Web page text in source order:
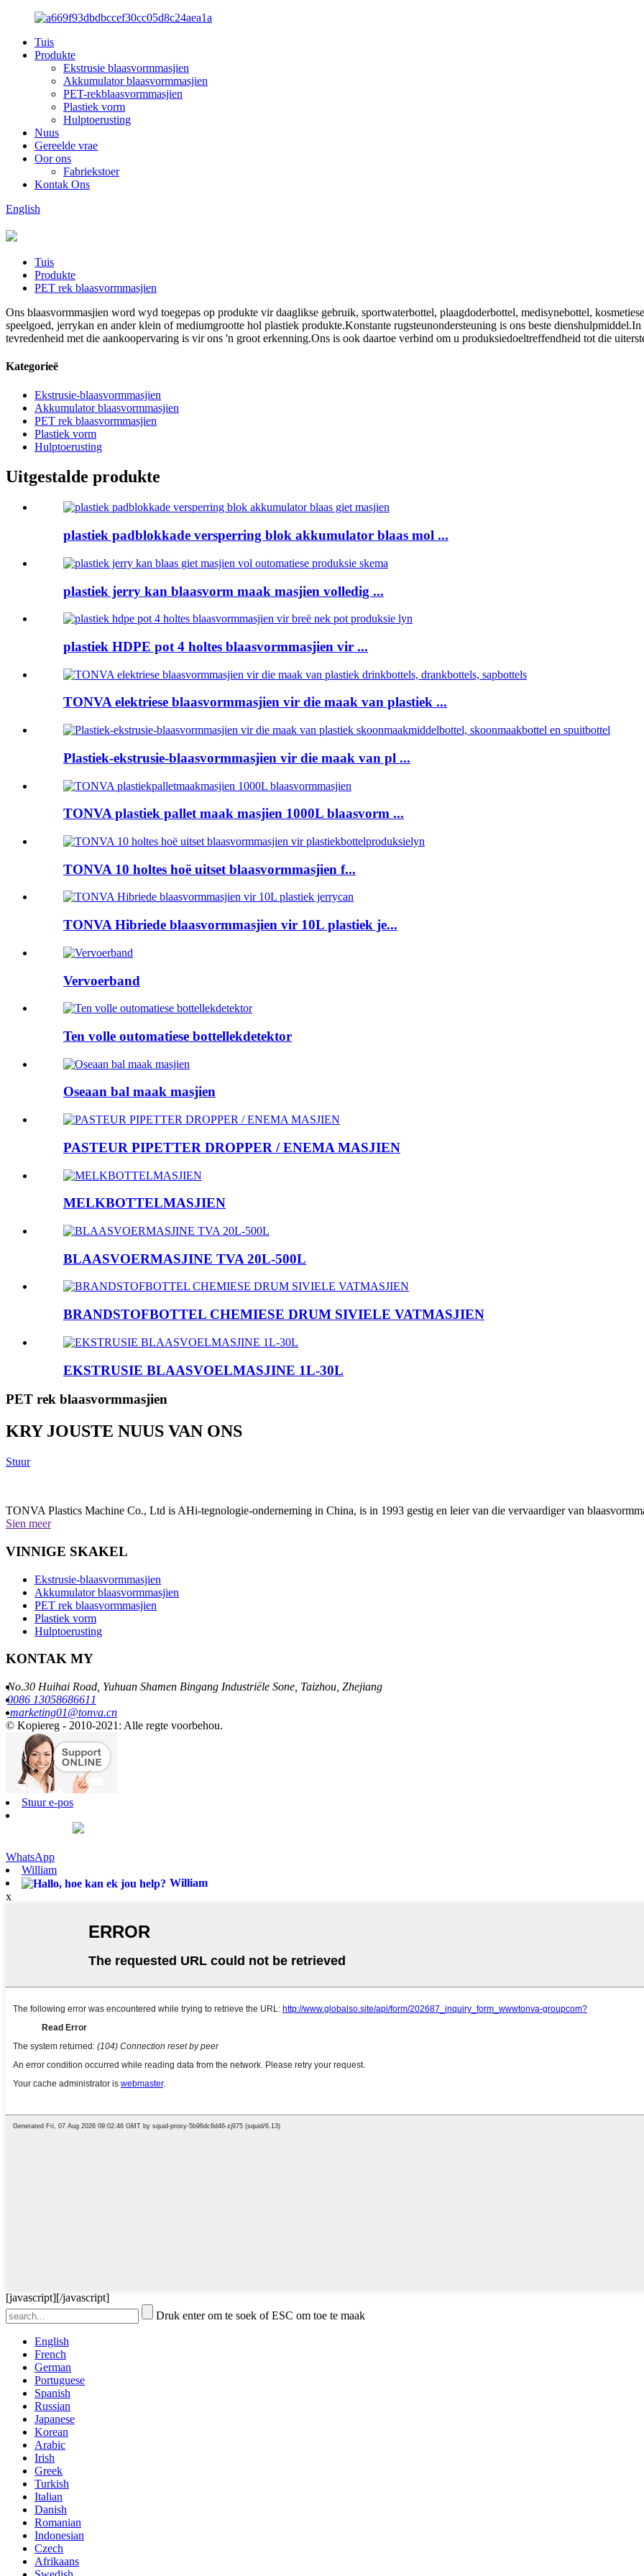
Tuis
Produkte
Ekstrusie blaasvormmasjien
Akkumulator blaasvormmasjien
PET-rekblaasvormmasjien
Plastiek vorm
Hulptoerusting
Nuus
Gereelde vrae
Oor ons
Fabriekstoer
Kontak Ons
English
Tuis
Produkte
PET rek blaasvormmasjien
Ons blaasvormmasjien word wyd toegepas op produkte vir daaglikse gebruik, sportwaterbottel, plaagdoderbottel, medisynebottel,
speelgoed, jerrykan en ander klein of mediumgrootte hol plastiek produkte.Konstante rugsteunondersteuning is ons beste
tevredenheid met die aankoopervaring is vir ons 'n groot erkenning.Ons is ook daartoe verbind om u produksiedoeltreffendheid tot die
Kategorieë
Ekstrusie-blaasvormmasjien
Akkumulator blaasvormmasjien
PET rek blaasvormmasjien
Plastiek vorm
Hulptoerusting
Uitgestalde produkte
plastiek padblokkade versperring blok akkumulator blaas mol ...
plastiek jerry kan blaasvorm maak masjien volledig ...
plastiek HDPE pot 4 holtes blaasvormmasjien vir ...
TONVA elektriese blaasvormmasjien vir die maak van plastiek ...
Plastiek-ekstrusie-blaasvormmasjien vir die maak van pl ...
TONVA plastiek pallet maak masjien 1000L blaasvorm ...
TONVA 10 holtes hoë uitset blaasvormmasjien f...
TONVA Hibriede blaasvormmasjien vir 10L plastiek je...
Vervoerband
Ten volle outomatiese bottellekdetektor
Oseaan bal maak masjien
PASTEUR PIPETTER DROPPER / ENEMA MASJIEN
MELKBOTTELMASJIEN
BLAASVOERMASJINE TVA 20L-500L
BRANDSTOFBOTTEL CHEMIESE DRUM SIVIELE VATMASJIEN
EKSTRUSIE BLAASVOELMASJINE 1L-30L
PET rek blaasvormmasjien
KRY JOUSTE NUUS VAN ONS
Stuur
TONVA Plastics Machine Co., Ltd is AHi-tegnologie-onderneming in China, is in 1993 gestig en leier van die vervaardiger van
Sien meer
VINNIGE SKAKEL
Ekstrusie-blaasvormmasjien
Akkumulator blaasvormmasjien
PET rek blaasvormmasjien
Plastiek vorm
Hulptoerusting
KONTAK MY
No.30 Huihai Road, Yuhuan Shamen Bingang Industriële Sone, Taizhou, Zhejiang
0086 13058686611
marketing01@tonva.cn
© Kopiereg - 2010-2021: Alle regte voorbehou.
Stuur e-pos
WhatsApp
William
William
x
[javascript][/javascript]
Druk enter om te soek of ESC om toe te maak
English
French
German
Portuguese
Spanish
Russian
Japanese
Korean
Arabic
Irish
Greek
Turkish
Italian
Danish
Romanian
Indonesian
Czech
Afrikaans